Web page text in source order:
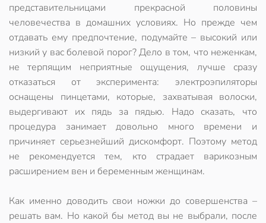
представительницами прекрасной половины
человечества в домашних условиях. Но прежде чем
отдавать ему предпочтение, подумайте – высокий или
низкий у вас болевой порог? Дело в том, что неженкам,
не терпящим неприятные ощущения, лучше сразу
отказаться от эксперимента: электроэпиляторы
оснащены пинцетами, которые, захватывая волоски,
выдергивают их пядь за пядью. Надо сказать, что
процедура занимает довольно много времени и
причиняет серьезнейший дискомфорт. Поэтому метод
не рекомендуется тем, кто страдает варикозным
расширением вен и беременным женщинам.
Как именно доводить свои ножки до совершенства –
решать вам. Но какой бы метод вы не выбрали, после